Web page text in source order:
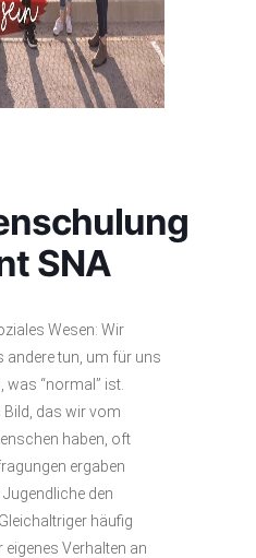
SNA
Wesen: Wir
andere tun, um für uns
“normal” ist.
Bild, das wir vom
haben, oft
ergaben
den
häufig
Verhalten an